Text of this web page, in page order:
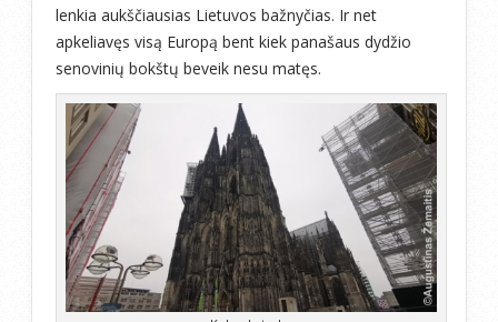
lenkia aukščiausias Lietuvos bažnyčias. Ir net
apkeliavęs visą Europą bent kiek panašaus dydžio
senovinių bokštų beveik nesu matęs.